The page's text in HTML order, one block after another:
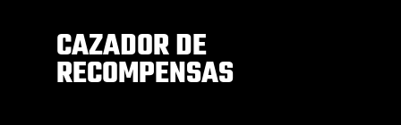
CAZADOR DE
RECOMPENSAS